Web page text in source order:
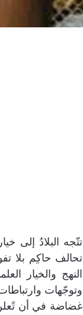
تتّجه البلادُ إلى
تحالف حاكِم بلا
النهج والخيار
وتوجّهات
غضاضة في أن